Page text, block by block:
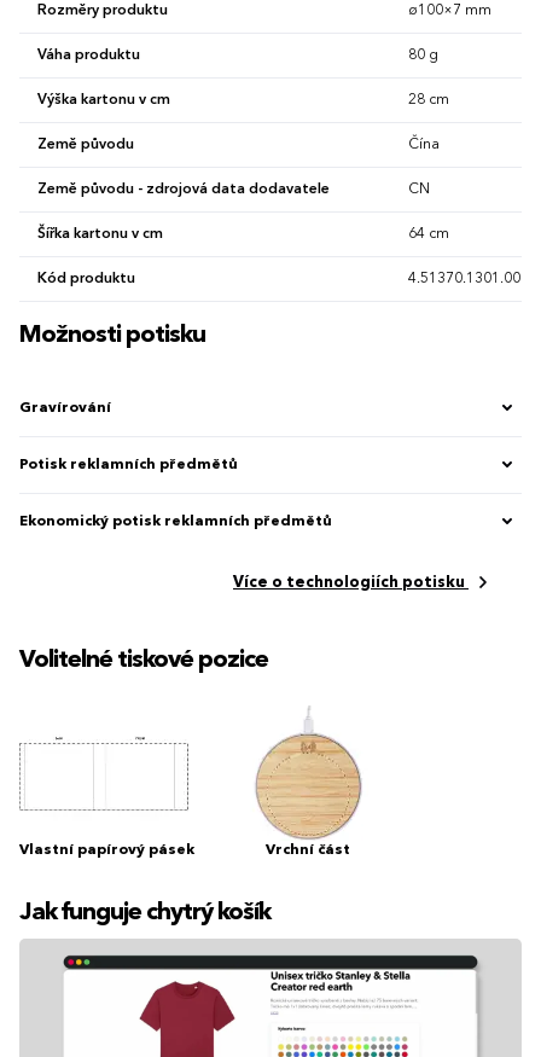
Rozměry produktu ø100×7 mm
Váha produktu 80 g
Výška kartonu v cm 28 cm
Země původu Čína
Země původu - zdrojová data dodavatele CN
Šířka kartonu v cm 64 cm
Kód produktu 4.51370.1301.00
Možnosti potisku
Gravírování
Potisk reklamních předmětů
Ekonomický potisk reklamních předmětů
Více o technologiích potisku
Volitelné tiskové pozice
Vlastní papírový pásek Vrchní část
Jak funguje chytrý košík